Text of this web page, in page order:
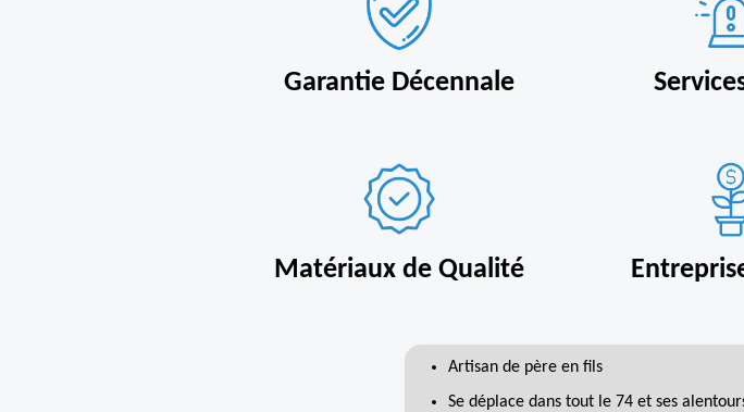
Garantie Décennale
Matériaux de Qualité
Artisan de père en fils
Se déplace dans tout le 74 et ses